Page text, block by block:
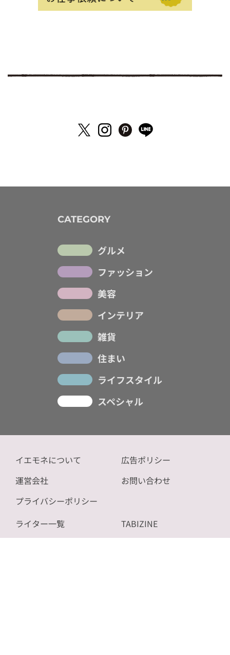
CATEGORY
グルメ
ファッション
美容
インテリア
雑貨
住まい
ライフスタイル
スペシャル
イエモネについて
運営会社
プライバシーポリシー
広告ポリシー
お問い合わせ
ライター一覧
TABIZINE